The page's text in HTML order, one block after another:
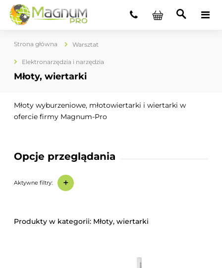
Strona główna Warsztat
Elektronarzędzia i narzędzia
Młoty, wiertarki
Opcje przeglądania
Aktywne filtry: +
Młoty wyburzeniowe, młotowiertarki i wiertarki w
ofercie firmy Magnum-Pro
Młoty, wiertarki